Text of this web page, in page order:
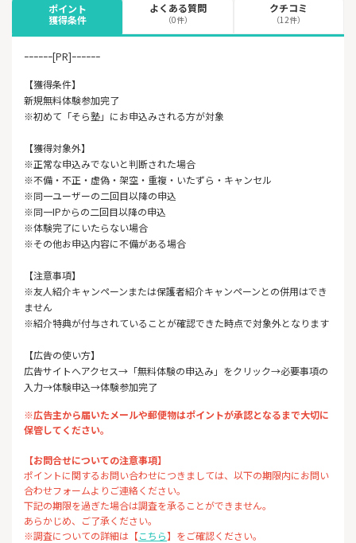
ポイント
獲得条件
よくある質問
（0件）
クチコミ
（12件）
ｰｰｰｰｰｰ[PR]ｰｰｰｰｰｰ
【獲得条件】
新規無料体験参加完了
※初めて「そら塾」にお申込みされる方が対象
【獲得対象外】
※正常な申込みでないと判断された場合
※不備・不正・虚偽・架空・重複・いたずら・キャンセル
※同一ユーザーの二回目以降の申込
※同一IPからの二回目以降の申込
※体験完了にいたらない場合
※その他お申込内容に不備がある場合
【注意事項】
※友人紹介キャンペーンまたは保護者紹介キャンペーンとの併用はでき
ません
※紹介特典が付与されていることが確認できた時点で対象外となります
【広告の使い方】
広告サイトへアクセス→「無料体験の申込み」をクリック→必要事項の
入力→体験申込→体験参加完了
※広告主から届いたメールや郵便物はポイントが承認となるまで大切に
保管してください。
【お問合せについての注意事項】
ポイントに関するお問い合わせにつきましては、以下の期限内にお問い
合わせフォームよりご連絡ください。
下記の期限を過ぎた場合は調査を承ることができません。
あらかじめ、ご了承ください。
※調査についての詳細は【こちら】をご確認ください。